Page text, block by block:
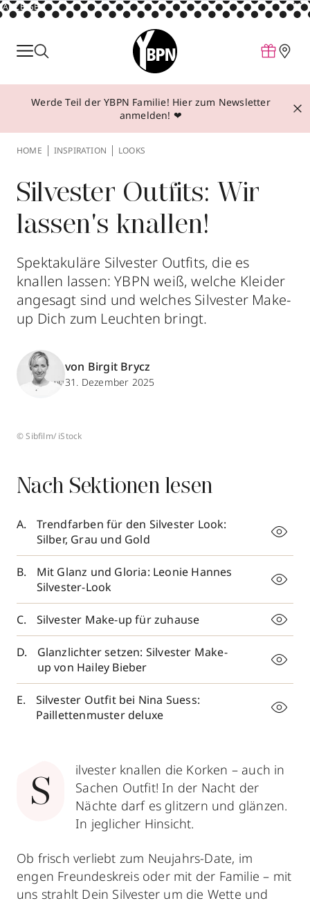
ANZEIGE
Parfum
Make-up
Behandlungen
Über YBPN
Aktionen
Storefinder
Werde Teil der YBPN Familie! Hier zum Newsletter
anmelden! ❤
HOME INSPIRATION LOOKS
Silvester Outfits: Wir
lassen's knallen!
Spektakuläre Silvester Outfits, die es
knallen lassen: YBPN weiß, welche Kleider
angesagt sind und welches Silvester Make-
up Dich zum Leuchten bringt.
von Birgit Brycz
31. Dezember 2025
© Sibfilm/ iStock
Nach Sektionen lesen
Trendfarben für den Silvester Look:
Silber, Grau und Gold
Mit Glanz und Gloria: Leonie Hannes
Silvester-Look
Silvester Make-up für zuhause
Glanzlichter setzen: Silvester Make-
up von Hailey Bieber
Silvester Outfit bei Nina Suess:
Paillettenmuster deluxe
S
ilvester knallen die Korken – auch in
Sachen Outfit! In der Nacht der
Nächte darf es glitzern und glänzen.
In jeglicher Hinsicht.
Ob frisch verliebt zum Neujahrs-Date, im
engen Freundeskreis oder mit der Familie – mit
uns strahlt Dein Silvester um die Wette und